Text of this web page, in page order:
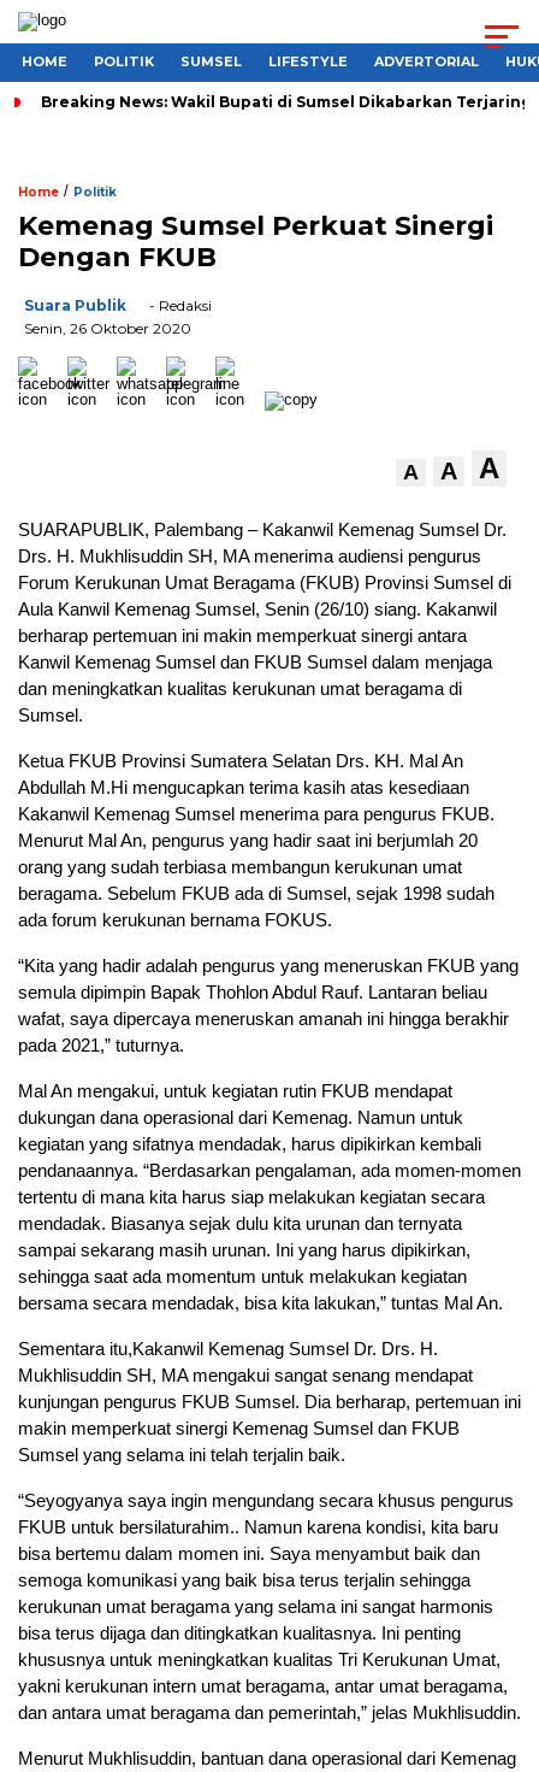
HOME POLITIK SUMSEL LIFESTYLE ADVERTORIAL
Breaking News: Wakil Bupati di Sumsel Dikabarkan Terjaring
Home / Politik
Kemenag Sumsel Perkuat Sinergi
Dengan FKUB
Suara Publik
- Redaksi
Senin, 26 Oktober 2020
A A A
SUARAPUBLIK, Palembang – Kakanwil Kemenag Sumsel Dr.
Drs. H. Mukhlisuddin SH, MA menerima audiensi pengurus
Forum Kerukunan Umat Beragama (FKUB) Provinsi Sumsel di
Aula Kanwil Kemenag Sumsel, Senin (26/10) siang. Kakanwil
berharap pertemuan ini makin memperkuat sinergi antara
Kanwil Kemenag Sumsel dan FKUB Sumsel dalam menjaga
dan meningkatkan kualitas kerukunan umat beragama di
Sumsel.
Ketua FKUB Provinsi Sumatera Selatan Drs. KH. Mal An
Abdullah M.Hi mengucapkan terima kasih atas kesediaan
Kakanwil Kemenag Sumsel menerima para pengurus FKUB.
Menurut Mal An, pengurus yang hadir saat ini berjumlah 20
orang yang sudah terbiasa membangun kerukunan umat
beragama. Sebelum FKUB ada di Sumsel, sejak 1998 sudah
ada forum kerukunan bernama FOKUS.
“Kita yang hadir adalah pengurus yang meneruskan FKUB yang
semula dipimpin Bapak Thohlon Abdul Rauf. Lantaran beliau
wafat, saya dipercaya meneruskan amanah ini hingga berakhir
pada 2021,” tuturnya.
Mal An mengakui, untuk kegiatan rutin FKUB mendapat
dukungan dana operasional dari Kemenag. Namun untuk
kegiatan yang sifatnya mendadak, harus dipikirkan kembali
pendanaannya. “Berdasarkan pengalaman, ada momen-momen
tertentu di mana kita harus siap melakukan kegiatan secara
mendadak. Biasanya sejak dulu kita urunan dan ternyata
sampai sekarang masih urunan. Ini yang harus dipikirkan,
sehingga saat ada momentum untuk melakukan kegiatan
bersama secara mendadak, bisa kita lakukan,” tuntas Mal An.
Sementara itu,Kakanwil Kemenag Sumsel Dr. Drs. H.
Mukhlisuddin SH, MA mengakui sangat senang mendapat
kunjungan pengurus FKUB Sumsel. Dia berharap, pertemuan ini
makin memperkuat sinergi Kemenag Sumsel dan FKUB
Sumsel yang selama ini telah terjalin baik.
“Seyogyanya saya ingin mengundang secara khusus pengurus
FKUB untuk bersilaturahim.. Namun karena kondisi, kita baru
bisa bertemu dalam momen ini. Saya menyambut baik dan
semoga komunikasi yang baik bisa terus terjalin sehingga
kerukunan umat beragama yang selama ini sangat harmonis
bisa terus dijaga dan ditingkatkan kualitasnya. Ini penting
khususnya untuk meningkatkan kualitas Tri Kerukunan Umat,
yakni kerukunan intern umat beragama, antar umat beragama,
dan antara umat beragama dan pemerintah,” jelas Mukhlisuddin.
Menurut Mukhlisuddin, bantuan dana operasional dari Kemenag